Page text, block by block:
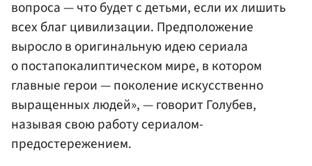
вопроса — что будет с детьми, если их лишить
всех благ цивилизации. Предположение
выросло в оригинальную идею сериала
о постапокалиптическом мире, в котором
главные герои — поколение искусственно
выращенных людей», — говорит Голубев,
называя свою работу сериалом-
предостережением.